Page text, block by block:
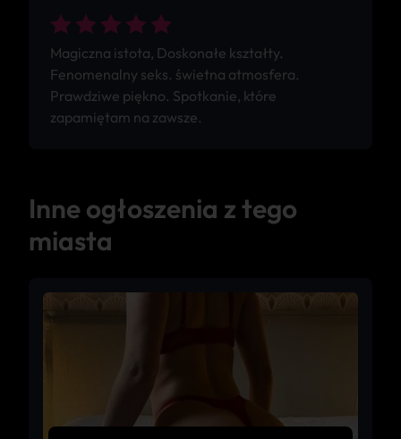
Magiczna istota, Doskonałe kształty.
Fenomenalny seks. świetna atmosfera.
Prawdziwe piękno. Spotkanie, które
zapamiętam na zawsze.
Inne ogłoszenia z tego
miasta